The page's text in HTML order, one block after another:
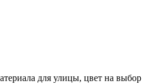
для улицы, цвет на выбор